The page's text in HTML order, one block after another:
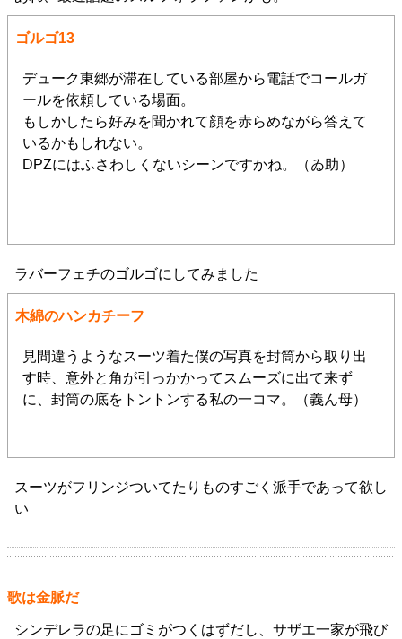
ゴルゴ13
デューク東郷が滞在している部屋から電話でコールガ
ールを依頼している場面。
もしかしたら好みを聞かれて顔を赤らめながら答えて
いるかもしれない。
DPZにはふさわしくないシーンですかね。（ゐ助）
ラバーフェチのゴルゴにしてみました
木綿のハンカチーフ
見間違うようなスーツ着た僕の写真を封筒から取り出
す時、意外と角が引っかかってスムーズに出て来ず
に、封筒の底をトントンする私の一コマ。（義ん母）
スーツがフリンジついてたりものすごく派手であって欲し
い
歌は金脈だ
シンデレラの足にゴミがつくはずだし、サザエ一家が飛び